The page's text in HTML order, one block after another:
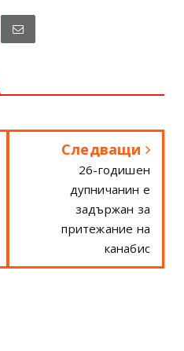
Следващи
26-годишен
дупничанин е
задържан за
притежание на
канабис